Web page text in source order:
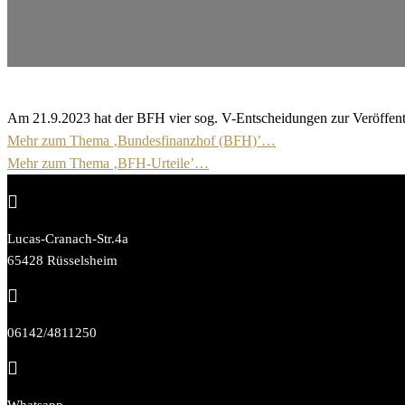
Am 21.9.2023 hat der BFH vier sog. V-Entscheidungen zur
Mehr zum Thema ‚Bundesfinanzhof (BFH)’…
Mehr zum Thema ‚BFH-Urteile’…

Lucas-Cranach-Str.4a
65428 Rüsselsheim

06142/4811250
